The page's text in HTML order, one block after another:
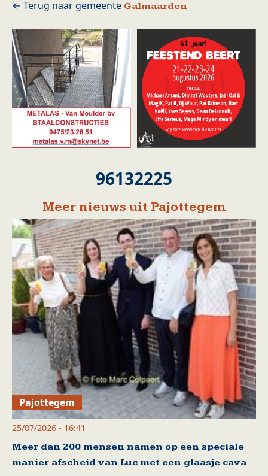
Galmaarden
96132225
Meer nieuws uit Pajottegem
Pajottegem
25/07/2026 - 16:41
Meer dan 200 mensen namen op een speciale
manier afscheid van Luc met een glaasje cava